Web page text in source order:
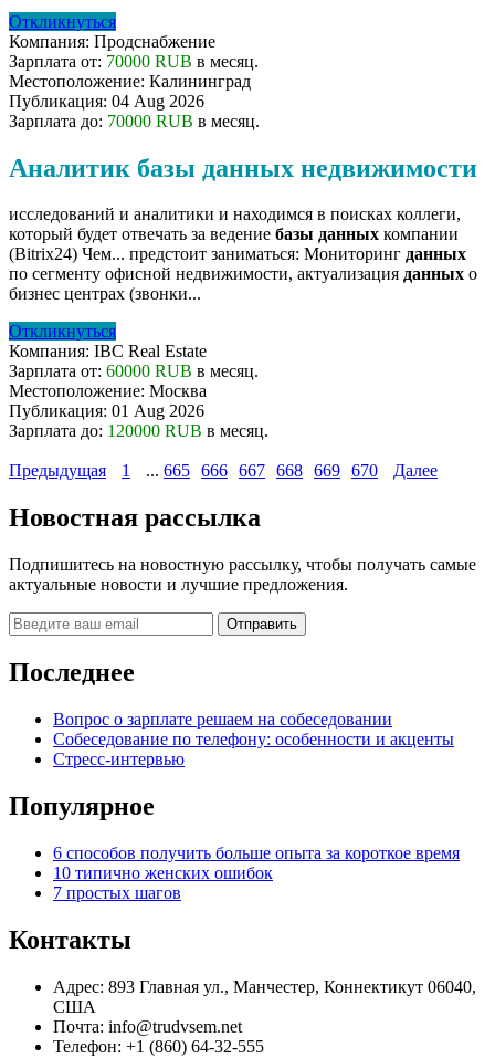
Откликнуться
Компания: Продснабжение
Зарплата от: 70000 RUB в месяц.
Местоположение: Калининград
Публикация: 04 Aug 2026
Зарплата до: 70000 RUB в месяц.
Аналитик базы данных недвижимости
исследований и аналитики и находимся в поисках коллеги,
который будет отвечать за ведение базы данных компании
(Bitrix24) Чем... предстоит заниматься: Мониторинг данных
по сегменту офисной недвижимости, актуализация данных о
бизнес центрах (звонки...
Откликнуться
Компания: IBC Real Estate
Зарплата от: 60000 RUB в месяц.
Местоположение: Москва
Публикация: 01 Aug 2026
Зарплата до: 120000 RUB в месяц.
Предыдущая 1 ... 665 666 667 668 669 670 Далее
Новостная рассылка
Подпишитесь на новостную рассылку, чтобы получать самые
актуальные новости и лучшие предложения.
Последнее
Вопрос о зарплате решаем на собеседовании
Собеседование по телефону: особенности и акценты
Стресс-интервью
Популярное
6 способов получить больше опыта за короткое время
10 типично женских ошибок
7 простых шагов
Контакты
Адрес: 893 Главная ул., Манчестер, Коннектикут 06040,
США
Почта: info@trudvsem.net
Телефон: +1 (860) 64-32-555